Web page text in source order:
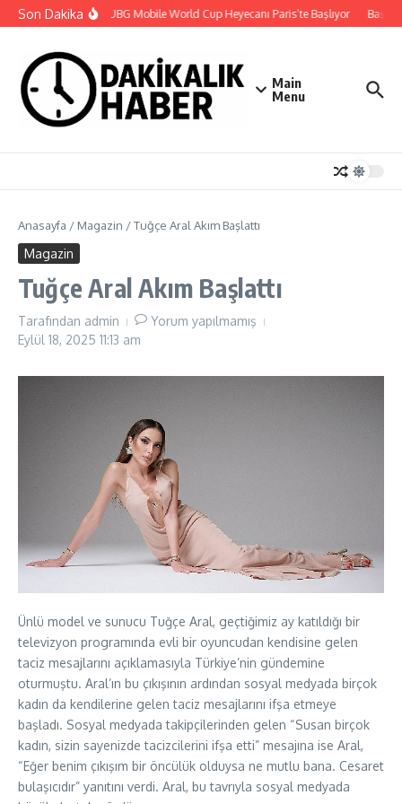
İçeriğe atla
Son Dakika2026 PUBG Mobile World Cup Heyecanı Paris’te Başlıyor
Main
Menu
Anasayfa / Magazin /Tuğçe Aral Akım Başlattı
Magazin
Tuğçe Aral Akım Başlattı
Tarafından admin
Yorum yapılmamış
Eylül 18, 2025 11:13 am
Ünlü model ve sunucu Tuğçe Aral, geçtiğimiz ay katıldığı bir
televizyon programında evli bir oyuncudan kendisine gelen
taciz mesajlarını açıklamasıyla Türkiye’nin gündemine
oturmuştu. Aral’ın bu çıkışının ardından sosyal medyada birçok
kadın da kendilerine gelen taciz mesajlarını ifşa etmeye
başladı. Sosyal medyada takipçilerinden gelen “Susan birçok
kadın, sizin sayenizde tacizcilerini ifşa etti” mesajına ise Aral,
“Eğer benim çıkışım bir öncülük olduysa ne mutlu bana. Cesaret
bulaşıcıdır” yanıtını verdi. Aral, bu tavrıyla sosyal medyada